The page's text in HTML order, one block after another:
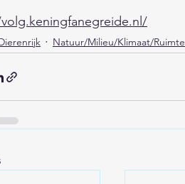
Natuur/Milieu/Klimaat/Ruimte